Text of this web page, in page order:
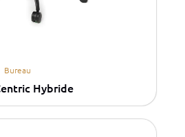
Bureau
Hybride